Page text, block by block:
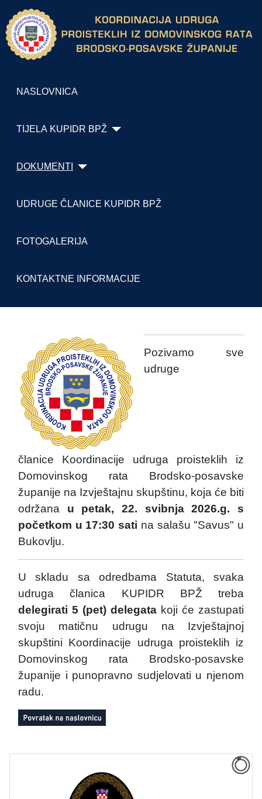
NASLOVNICA
TIJELA KUPIDR BPŽ
DOKUMENTI
UDRUGE ČLANICE KUPIDR BPŽ
FOTOGALERIJA
KONTAKTNE INFORMACIJE
Pozivamo sve
udruge
članice Koordinacije udruga proisteklih iz
Domovinskog rata Brodsko-posavske
županije na Izvještajnu skupštinu, koja će biti
održana u petak, 22. svibnja 2026.g. s
početkom u 17:30 sati na salašu "Savus" u
Bukovlju.
U skladu sa odredbama Statuta, svaka
udruga članica KUPIDR BPŽ treba
delegirati 5 (pet) delegata koji će zastupati
svoju matičnu udrugu na Izvještajnoj
skupštini Koordinacije udruga proisteklih iz
Domovinskog rata Brodsko-posavske
županije i punopravno sudjelovati u njenom
radu.